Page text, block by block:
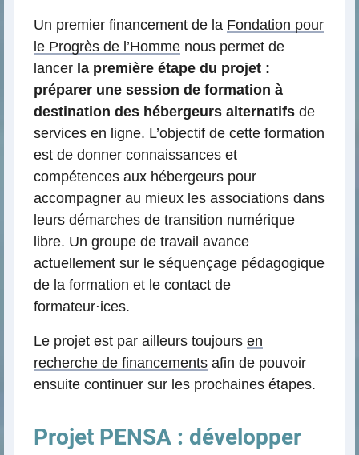
Un premier financement de la Fondation pour
le Progrès de l’Homme nous permet de
lancer la première étape du projet :
préparer une session de formation à
destination des hébergeurs alternatifs de
services en ligne. L’objectif de cette formation
est de donner connaissances et
compétences aux hébergeurs pour
accompagner au mieux les associations dans
leurs démarches de transition numérique
libre. Un groupe de travail avance
actuellement sur le séquençage pédagogique
de la formation et le contact de
formateur⋅ices.
Le projet est par ailleurs toujours en
recherche de financements afin de pouvoir
ensuite continuer sur les prochaines étapes.
Projet PENSA : développer